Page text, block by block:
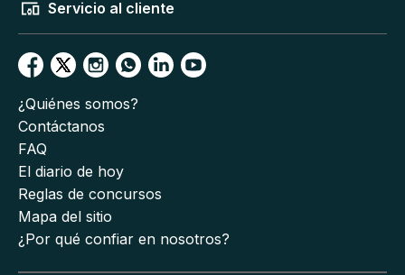
Servicio al cliente
¿Quiénes somos?
Contáctanos
FAQ
El diario de hoy
Reglas de concursos
Mapa del sitio
¿Por qué confiar en nosotros?